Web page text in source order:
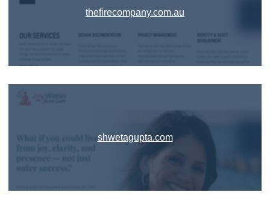
thefirecompany.com.au
shwetagupta.com